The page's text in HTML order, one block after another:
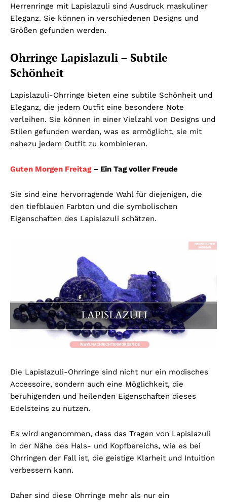
Herrenringe mit Lapislazuli sind Ausdruck maskuliner
Eleganz. Sie können in verschiedenen Designs und
Größen gefunden werden.
Ohrringe Lapislazuli – Subtile
Schönheit
Lapislazuli-Ohrringe bieten eine subtile Schönheit und
Eleganz, die jedem Outfit eine besondere Note
verleihen. Sie können in einer Vielzahl von Designs und
Stilen gefunden werden, was es ermöglicht, sie mit
nahezu jedem Outfit zu kombinieren.
Guten Morgen Freitag– Ein Tag voller Freude
Sie sind eine hervorragende Wahl für diejenigen, die
den tiefblauen Farbton und die symbolischen
Eigenschaften des Lapislazuli schätzen.
Die Lapislazuli-Ohrringe sind nicht nur ein modisches
Accessoire, sondern auch eine Möglichkeit, die
beruhigenden und heilenden Eigenschaften dieses
Edelsteins zu nutzen.
Es wird angenommen, dass das Tragen von Lapislazuli
in der Nähe des Hals- und Kopfbereichs, wie es bei
Ohrringen der Fall ist, die geistige Klarheit und Intuition
verbessern kann.
Daher sind diese Ohrringe mehr als nur ein